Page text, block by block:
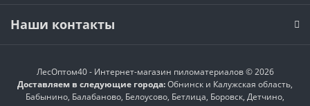
Наши контакты
ЛесОптом40 - Интернет-магазин пиломатериалов © 2026
Доставляем в следующие города:Обнинск и Калужская область,
Бабынино, Балабаново, Белоусово, Бетлица, Боровск, Детчино,